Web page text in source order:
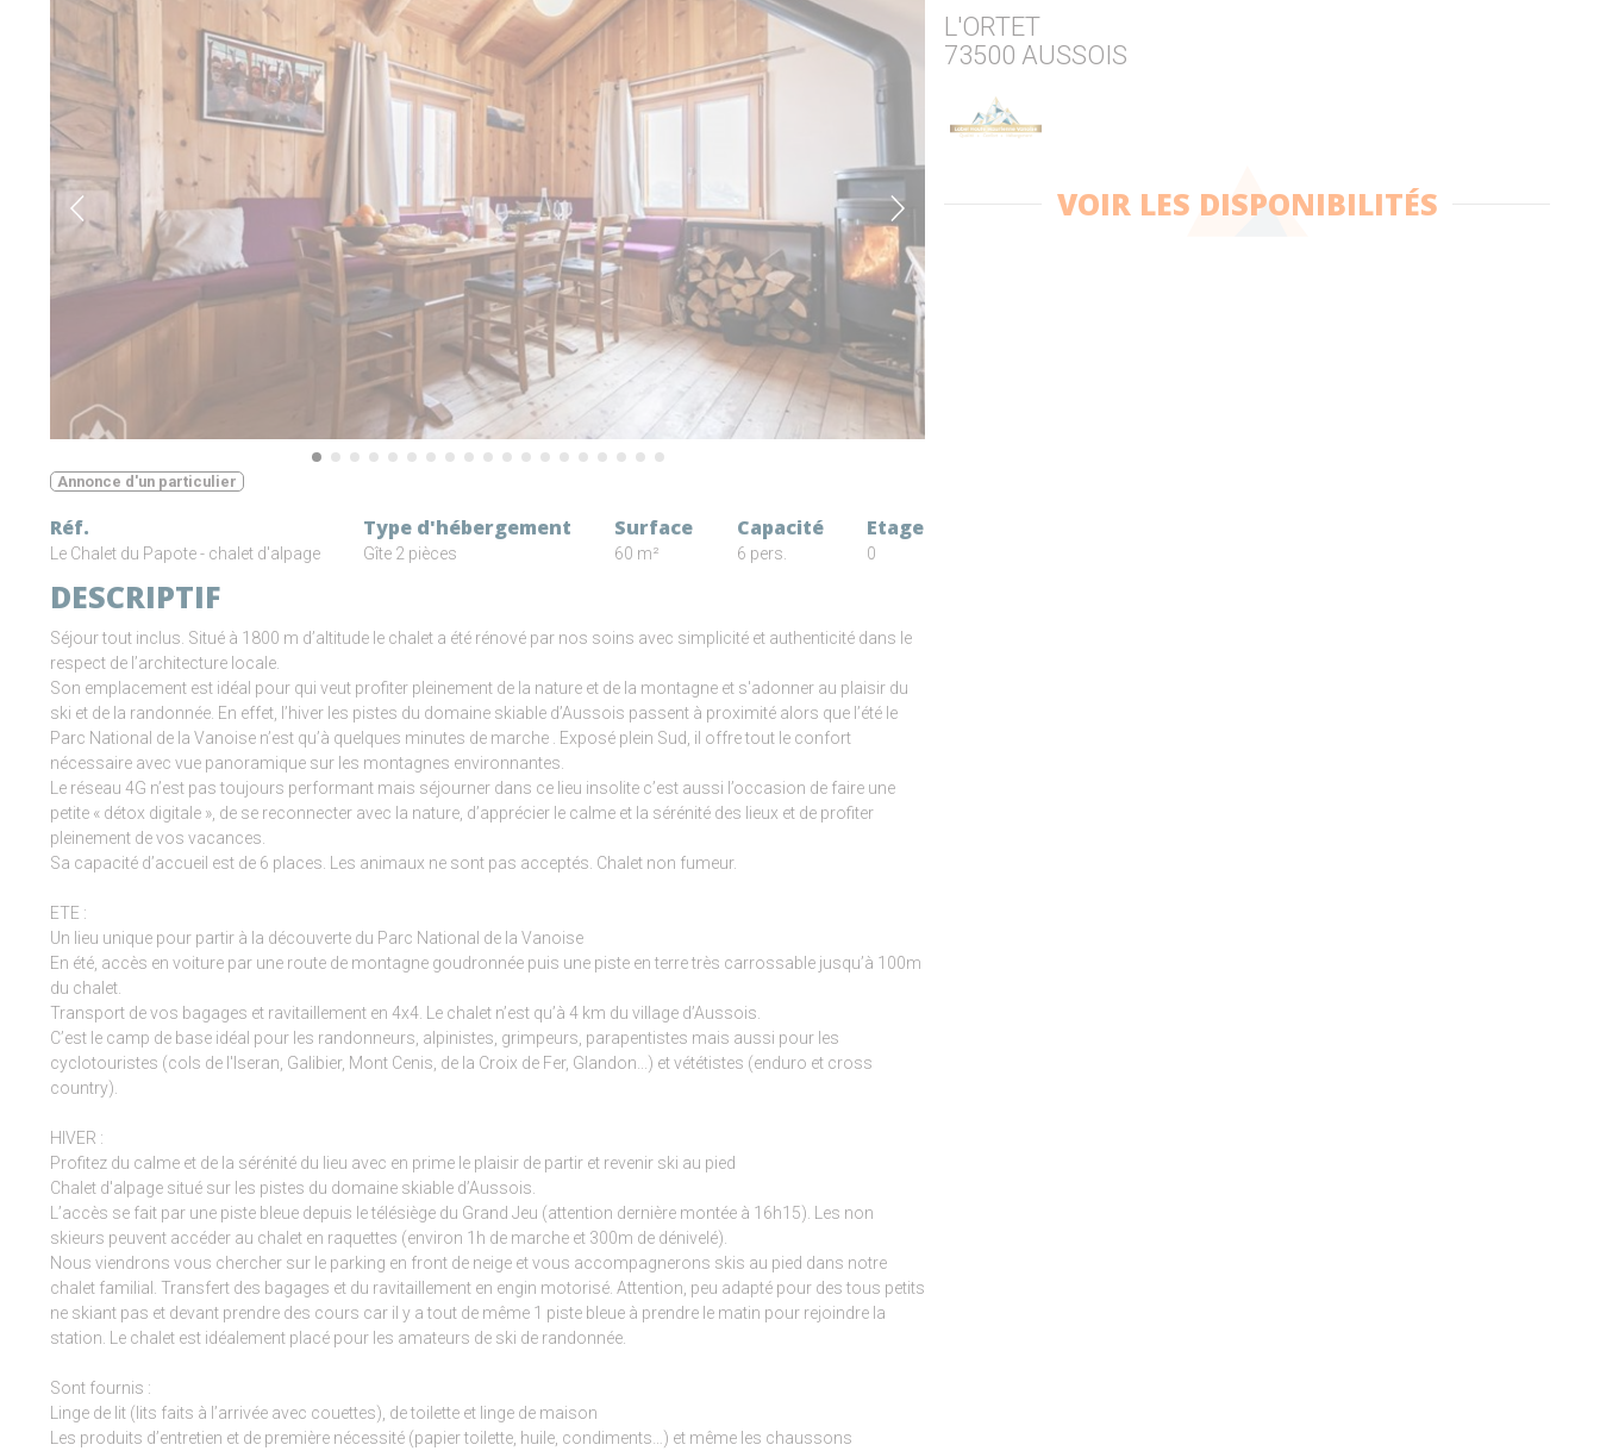
Annonce d'un particulier
Réf.
Le Chalet du Papote - chalet d'alpage
Type d'hébergement
Gîte 2 pièces
Surface
60 m²
Capacité
6 pers.
Etage
0
DESCRIPTIF
Séjour tout inclus. Situé à 1800 m d’altitude le chalet a été rénové par nos soins avec simplicité et authenticité dans le
respect de l’architecture locale.
Son emplacement est idéal pour qui veut profiter pleinement de la nature et de la montagne et s'adonner au plaisir du
ski et de la randonnée. En effet, l’hiver les pistes du domaine skiable d’Aussois passent à proximité alors que l’été le
Parc National de la Vanoise n’est qu’à quelques minutes de marche . Exposé plein Sud, il offre tout le confort
nécessaire avec vue panoramique sur les montagnes environnantes.
Le réseau 4G n’est pas toujours performant mais séjourner dans ce lieu insolite c’est aussi l’occasion de faire une
petite « détox digitale », de se reconnecter avec la nature, d’apprécier le calme et la sérénité des lieux et de profiter
pleinement de vos vacances.
Sa capacité d’accueil est de 6 places. Les animaux ne sont pas acceptés. Chalet non fumeur.
ETE :
Un lieu unique pour partir à la découverte du Parc National de la Vanoise
En été, accès en voiture par une route de montagne goudronnée puis une piste en terre très carrossable jusqu’à 100m
du chalet.
Transport de vos bagages et ravitaillement en 4x4. Le chalet n’est qu’à 4 km du village d’Aussois.
C’est le camp de base idéal pour les randonneurs, alpinistes, grimpeurs, parapentistes mais aussi pour les
cyclotouristes (cols de l'Iseran, Galibier, Mont Cenis, de la Croix de Fer, Glandon...) et vététistes (enduro et cross
country).
HIVER :
Profitez du calme et de la sérénité du lieu avec en prime le plaisir de partir et revenir ski au pied
Chalet d'alpage situé sur les pistes du domaine skiable d’Aussois.
L’accès se fait par une piste bleue depuis le télésiège du Grand Jeu (attention dernière montée à 16h15). Les non
skieurs peuvent accéder au chalet en raquettes (environ 1h de marche et 300m de dénivelé).
Nous viendrons vous chercher sur le parking en front de neige et vous accompagnerons skis au pied dans notre
chalet familial. Transfert des bagages et du ravitaillement en engin motorisé. Attention, peu adapté pour des tous petits
ne skiant pas et devant prendre des cours car il y a tout de même 1 piste bleue à prendre le matin pour rejoindre la
station. Le chalet est idéalement placé pour les amateurs de ski de randonnée.
Sont fournis :
Linge de lit (lits faits à l’arrivée avec couettes), de toilette et linge de maison
Les produits d’entretien et de première nécessité (papier toilette, huile, condiments…) et même les chaussons
L'ORTET
73500 AUSSOIS
VOIR LES DISPONIBILITÉS